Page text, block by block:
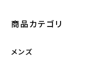
商品カテゴリ
メンズ